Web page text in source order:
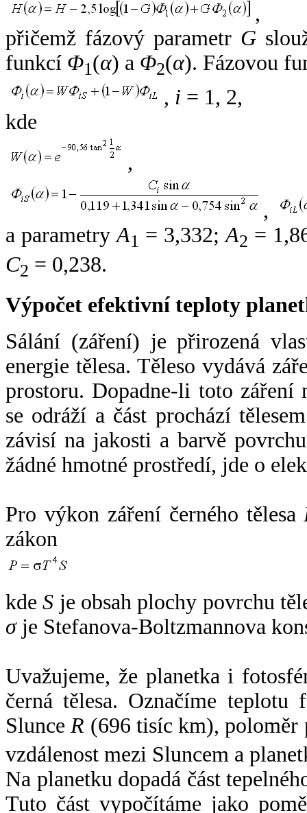
,
přičemž fázový parametr G
funkcí Φ1(α) a Φ2(α). Fázovou
, i = 1, 2,
kde
,
,
a parametryA1 = 3,332;A2 =
C2 = 0,238.
Výpočet efektivní teploty
Sálání (záření) je přirozená
energie tělesa. Těleso vydává
prostoru. Dopadne-li toto záření
se odráží a část prochází
závisí na jakosti a barvě
žádné hmotné prostředí, jde o
Pro výkon záření černého tělesa
zákon
kdeS je obsah plochy povrchu
σje Stefanova-Boltzmannova
Uvažujeme, že planetka i
černá tělesa. Označíme
SlunceR (696 tisíc km),
vzdálenost mezi Sluncem a
Na planetku dopadá část
Tuto část vypočítáme jako